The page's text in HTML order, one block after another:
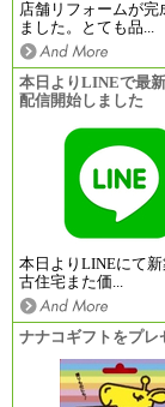
店舗リフォームが完
ました。とても品...
本日よりLINEで最
配信開始しました
本日よりLINEにて新
古住宅また価...
ナナコギフトをプレ